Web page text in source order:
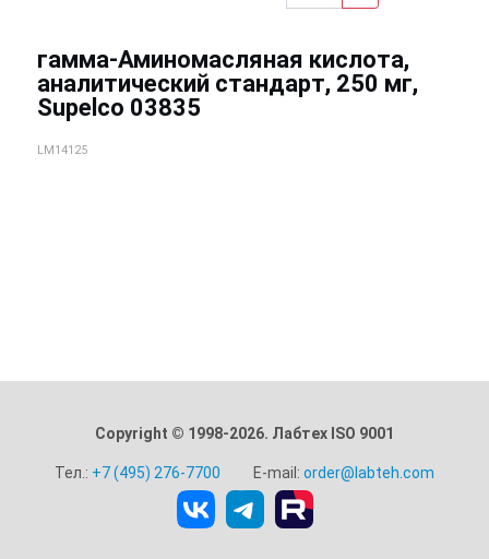
гамма-Аминомасляная кислота,
аналитический стандарт, 250 мг,
Supelco 03835
LM14125
Copyright © 1998-2026. Лабтех ISO 9001
Тел.: +7 (495) 276-7700 E-mail: order@labteh.com